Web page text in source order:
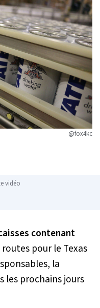
@fox4kc
vidéo
contenant
pour le Texas
la
les prochains jours